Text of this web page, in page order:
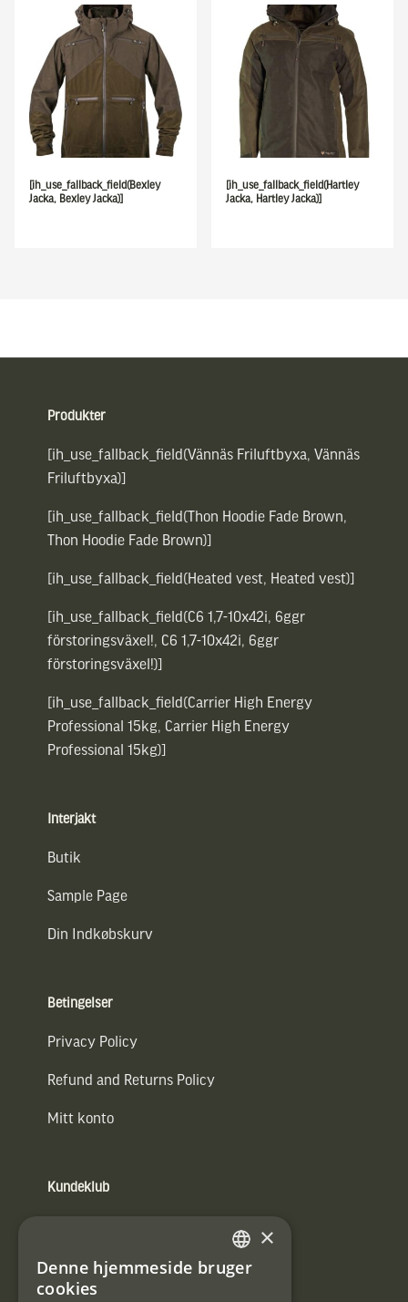
[ih_use_fallback_field(Bexley
Jacka, Bexley Jacka)]
[ih_use_fallback_field(Hartley
Jacka, Hartley Jacka)]
Produkter
[ih_use_fallback_field(Vännäs Friluftbyxa, Vännäs
Friluftbyxa)]
[ih_use_fallback_field(Thon Hoodie Fade Brown,
Thon Hoodie Fade Brown)]
[ih_use_fallback_field(Heated vest, Heated vest)]
[ih_use_fallback_field(C6 1,7-10x42i, 6ggr
förstoringsväxel!, C6 1,7-10x42i, 6ggr
förstoringsväxel!)]
[ih_use_fallback_field(Carrier High Energy
Professional 15kg, Carrier High Energy
Professional 15kg)]
Interjakt
Butik
Sample Page
Din Indkøbskurv
Betingelser
Privacy Policy
Refund and Returns Policy
Mitt konto
Kundeklub
E-
SWEDISH
×
Denne hjemmeside bruger
cookies